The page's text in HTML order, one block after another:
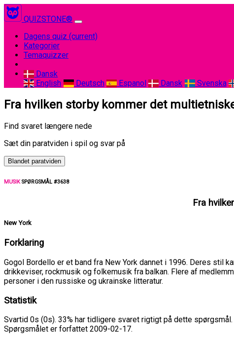
QUIZSTONE®
Dagens quiz (current)
Kategorier
Temaquizzer
Dansk
English
Deutsch Espanol Dansk Svenska
Fra hvilken storby kommer det
Find svaret længere nede
Sæt din paratviden i spil og svar på
Blandet paratviden
MUSIKSPØRGSMÅL #3638
Fra
New York
Forklaring
Gogol Bordello er et band fra New York dannet i 1996. Deres stil
drikkeviser, rockmusik og folkemusik fra balkan. Flere af
personer i den russiske og ukrainske litteratur.
Statistik
Svartid 0s (0s). 33% har tidligere svaret rigtigt på dette spørgsmål.
Spørgsmålet er forfattet 2009-02-17.